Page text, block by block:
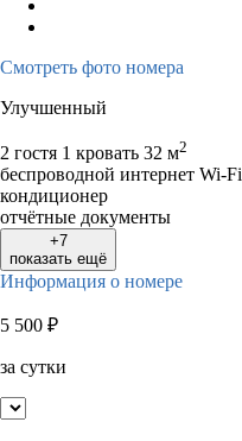
Смотреть фото номера
Улучшенный
2 гостя 1 кровать 32 м2
беспроводной интернет Wi-Fi
кондиционер
отчётные документы
+7
показать ещё
Информация о номере
5 500 ₽
за сутки